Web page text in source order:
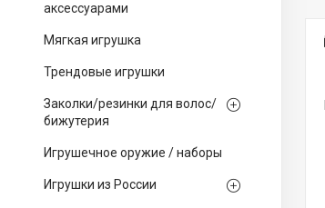
аксессуарами
Мягкая игрушка
Трендовые игрушки
Заколки/резинки для волос/
бижутерия
Игрушечное оружие / наборы
Игрушки из России